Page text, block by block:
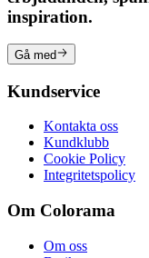
inspiration.
Gå med
Kundservice
Kontakta oss
Kundklubb
Cookie Policy
Integritetspolicy
Om Colorama
Om oss